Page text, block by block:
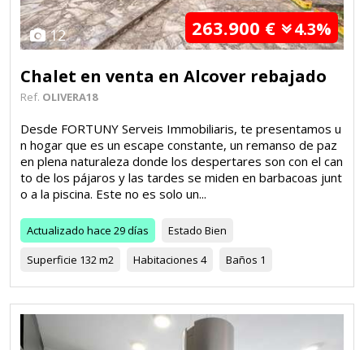
12 263.900 € 4.3%
Chalet en venta en Alcover rebajado
Ref. OLIVERA18
Desde FORTUNY Serveis Immobiliaris, te presentamos u
n hogar que es un escape constante, un remanso de paz
en plena naturaleza donde los despertares son con el can
to de los pájaros y las tardes se miden en barbacoas junt
o a la piscina. Este no es solo un...
Actualizado hace 29 días Estado Bien
Superficie 132 m2 Habitaciones 4 Baños 1